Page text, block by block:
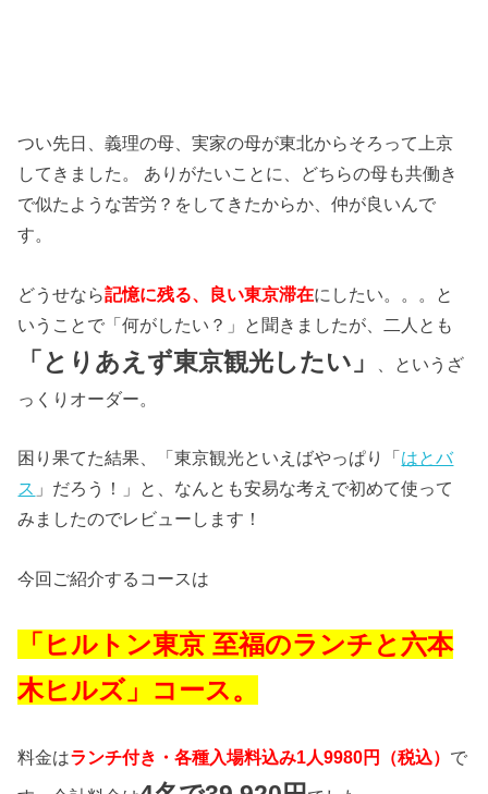
つい先日、義理の母、実家の母が東北からそろって上京
してきました。 ありがたいことに、どちらの母も共働き
で似たような苦労？をしてきたからか、仲が良いんで
す。
どうせなら記憶に残る、良い東京滞在にしたい。。。と
いうことで「何がしたい？」と聞きましたが、二人とも
「とりあえず東京観光したい」
、というざ
っくりオーダー。
困り果てた結果、「東京観光といえばやっぱり「はとバ
ス 」だろう！」と、なんとも安易な考えで初めて使って
みましたのでレビューします！
今回ご紹介するコースは
「ヒルトン東京 至福のランチと六本
木ヒルズ」コース。
料金はランチ付き・各種入場料込み1人9980円（税込） で